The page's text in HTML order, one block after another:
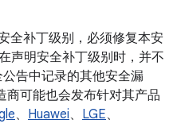
全补丁级别，必须修复本安
声明安全补丁级别时，并不
告中记录的其他安全漏
商可能也会发布针对其产品
、 Huawei、 LGE、